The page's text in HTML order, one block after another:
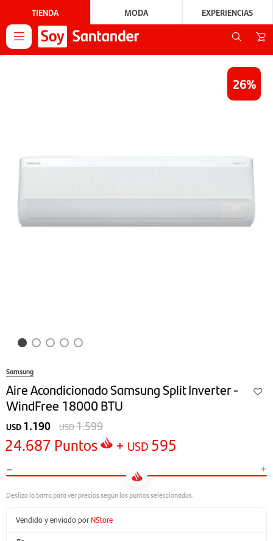
TIENDA MODA EXPERIENCIAS

26
Samsung
Aire Acondicionado Samsung Split Inverter -
WindFree 18000 BTU
USD 1.190 USD1.599
24.687 Puntos + USD 595
- +
Vendido y enviado por NStore